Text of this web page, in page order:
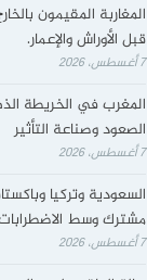
المغاربة المقيمون
قبل الأوراش والإعمار.
7 أغسطس، 2026
المغرب في الخريطة
الصعود وصناعة التأثير
7 أغسطس، 2026
السعودية وتركيا
مشترك وسط
7 أغسطس، 2026